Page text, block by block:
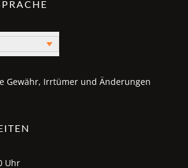
Gewähr, Irrtümer und Änderungen
Uhr